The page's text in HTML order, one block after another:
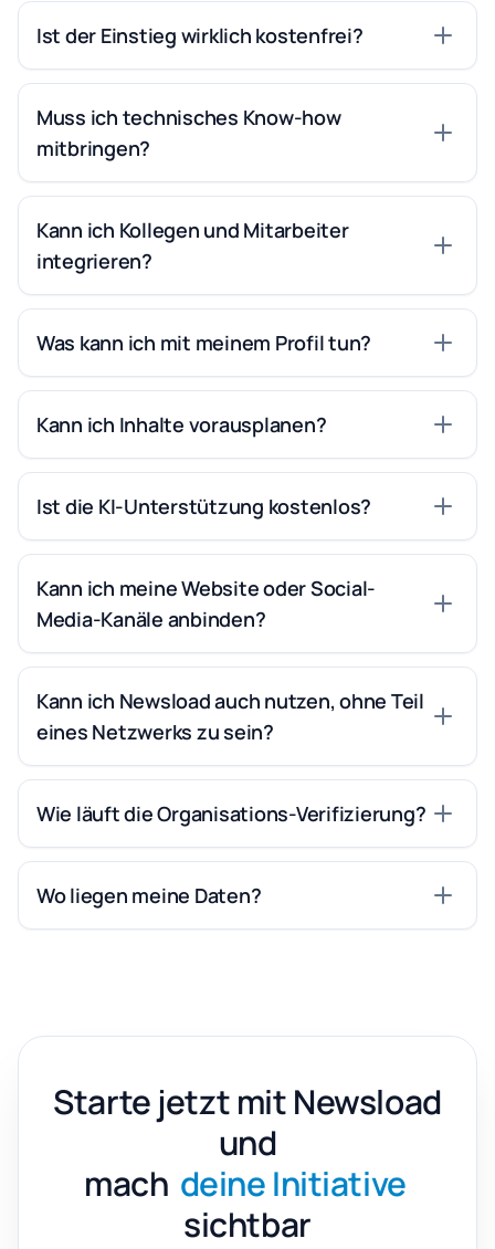
Ist der Einstieg wirklich kostenfrei?
Muss ich technisches Know-how
mitbringen?
Kann ich Kollegen und Mitarbeiter
integrieren?
Was kann ich mit meinem Profil tun?
Kann ich Inhalte vorausplanen?
Ist die KI-Unterstützung kostenlos?
Kann ich meine Website oder Social-
Media-Kanäle anbinden?
Kann ich Newsload auch nutzen, ohne Teil
eines Netzwerks zu sein?
Wie läuft die Organisations-Verifizierung?
Wo liegen meine Daten?
Starte jetzt mit Newsload
und
mach deine Initiative
sichtbar